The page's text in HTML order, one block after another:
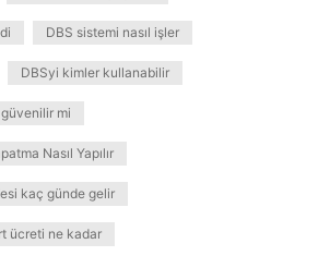
DBS sistemi nasıl işler
DBSyi kimler kullanabilir
mi
Nasıl Yapılır
kaç günde gelir
ücreti ne kadar